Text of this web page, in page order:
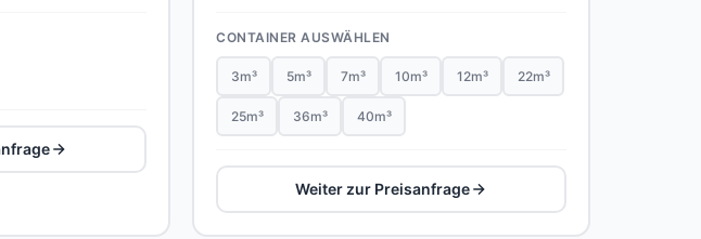
CONTAINER AUSWÄHLEN
3m³ 5m³ 7m³ 10m³ 12m³ 22m³
25m³ 36m³ 40m³
Weiter zur Preisanfrage